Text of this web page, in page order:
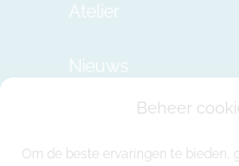
Beheer
Om de beste ervaringen te
Atelier
Nieuws